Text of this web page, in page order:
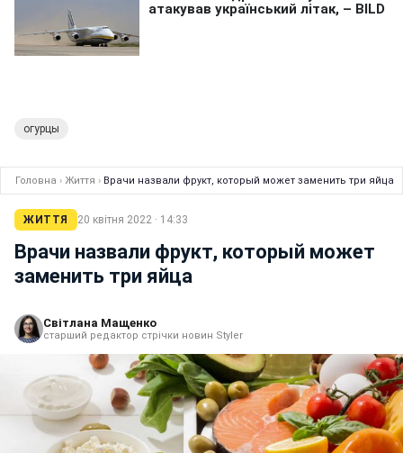
огурцы
Головна › Життя › Врачи назвали фрукт, который может заменить три яйца
ЖИТТЯ 20 квітня 2022 · 14:33
Врачи назвали фрукт, который может
заменить три яйца
Світлана Мащенко
старший редактор стрічки новин Styler